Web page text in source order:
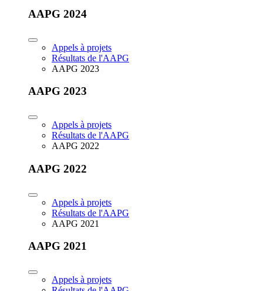
AAPG 2024
Appels à projets
Résultats de l'AAPG
AAPG 2023
AAPG 2023
Appels à projets
Résultats de l'AAPG
AAPG 2022
AAPG 2022
Appels à projets
Résultats de l'AAPG
AAPG 2021
AAPG 2021
Appels à projets